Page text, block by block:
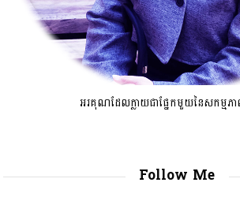
អរគុណដែលក្លាយជាផ្នែកមួយនៃសកម្មភាព
Follow Me